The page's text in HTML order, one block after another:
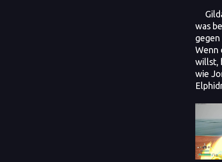
was
Wenn
willst,
wie